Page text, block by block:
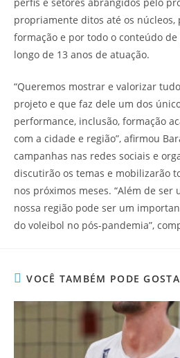
propriamente ditos até os núcleos,
formação e por todo o conteúdo
longo de 13 anos de atuação.
“Queremos mostrar e valorizar
projeto e que faz dele um dos
performance, inclusão, formação
com a cidade e região”, afirmou
campanhas nas redes sociais e
discutirão os temas e mobilizarão
nos próximos meses. “Além de ser
nossa região pode ser um
do voleibol no pós-pandemia”,
VOCÊ TAMBÉM PODE